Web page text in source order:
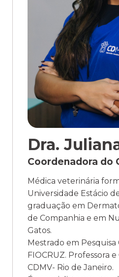
Dra.
Coordenadora do
Médica veterinária
Universidade Estácio
graduação em
de Companhia e em
Gatos.
Mestrado em Pesquisa
FIOCRUZ. Professora
CDMV- Rio de Janeiro.